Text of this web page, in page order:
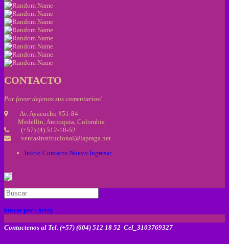
CONTACTO
Por favor dejenos sus comentarios!
Av. Ayacucho #51-84
Medellin, Antioquia, Colombia
(+57) (4) 512-18-52
ventasinstitucional@lapraga.net
Inicio Contacto Nuevo Ingresar
buscar por : Array
Contactenos al Tel. (+57) (604) 512 18 52 Cel_3103769327